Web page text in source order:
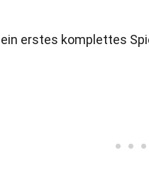
erstes komplettes